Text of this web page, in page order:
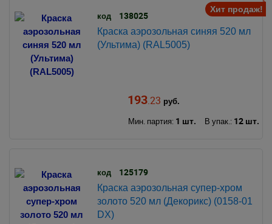
Хит продаж!
код 138025
Краска аэрозольная синяя 520 мл
(Ультима) (RAL5005)
193.23 руб.
Мин. партия: 1 шт. В упак.: 12 шт.
код 125179
Краска аэрозольная супер-хром
золото 520 мл (Декорикс) (0158-01
DX)